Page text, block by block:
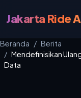
Jakarta Ride
Beranda
Berita
Mendefinisikan
Data